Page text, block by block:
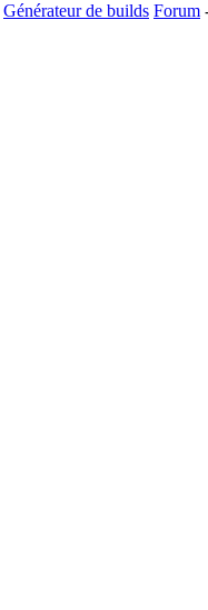
Générateur de builds Forum